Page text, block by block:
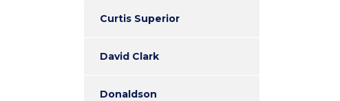
Curtis Superior
David Clark
Donaldson